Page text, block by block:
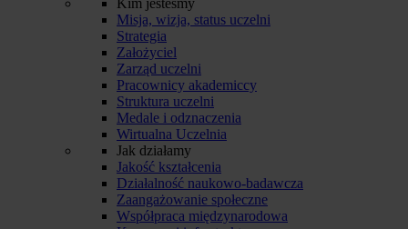
Misja, wizja, status uczelni
Strategia
Założyciel
Zarząd uczelni
Pracownicy akademiccy
Struktura uczelni
Medale i odznaczenia
Wirtualna Uczelnia
Jak działamy
Jakość kształcenia
Działalność naukowo-badawcza
Zaangażowanie społeczne
Współpraca międzynarodowa